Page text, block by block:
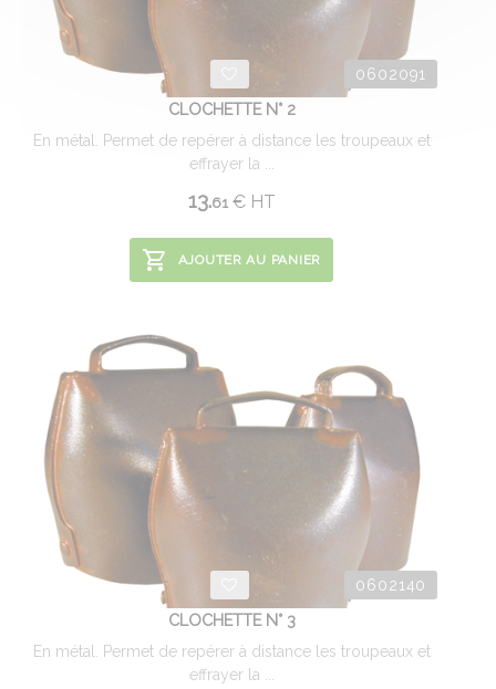
0602091
CLOCHETTE N° 2
En métal. Permet de repérer à distance les troupeaux et
effrayer la ...
13.61 €HT
AJOUTER AU PANIER
0602140
CLOCHETTE N° 3
En métal. Permet de repérer à distance les troupeaux et
effrayer la ...